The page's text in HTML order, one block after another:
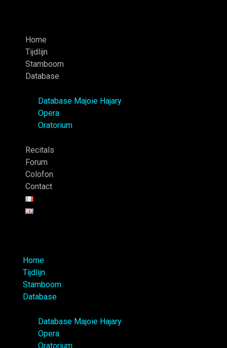
Home
Tijdlijn
Stamboom
Database
Database Majoie Hajary
Opera
Oratorium
Recitals
Forum
Colofon
Contact
Home
Tijdlijn
Stamboom
Database
Database Majoie Hajary
Opera
Oratorium